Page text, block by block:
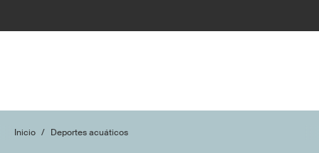
Inicio / Deportes acuáticos